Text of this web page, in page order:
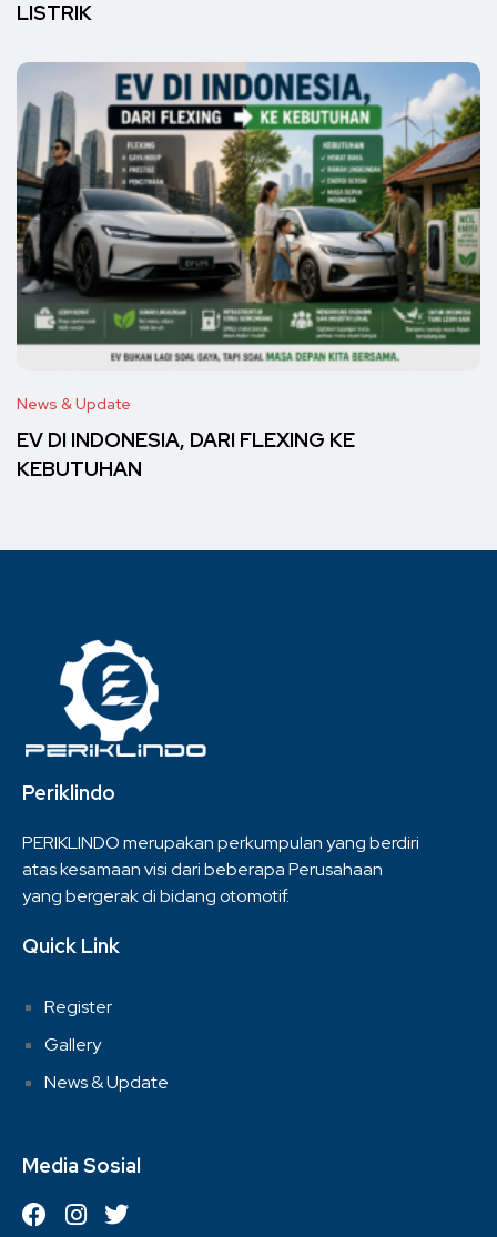
LISTRIK
News & Update
EV DI INDONESIA, DARI FLEXING KE
KEBUTUHAN
Periklindo
PERIKLINDO merupakan perkumpulan yang berdiri
atas kesamaan visi dari beberapa Perusahaan
yang bergerak di bidang otomotif.
Quick Link
Register
Gallery
News & Update
Media Sosial